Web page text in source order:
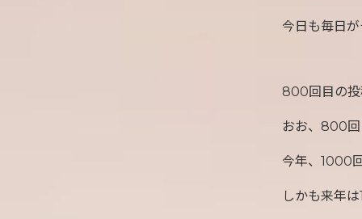
今日も毎日
800回目の投
おお、800
今年、1000
しかも来年